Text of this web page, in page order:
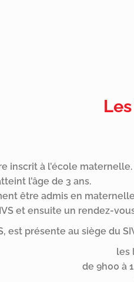
inscrit à l’école
l’âge de 3 ans.
être admis en
et ensuite un rendez-
est présente au siège du
les
de 9h00 à